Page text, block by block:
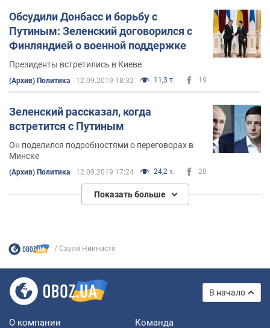
Обсудили Донбасс и борьбу с
Путиным: Зеленский договорился с
Финляндией о военной поддержке
Президенты встретились в Киеве
(Архив) Политика 12.09.2019 18:32 11,3 т. 19
Зеленский рассказал, когда
встретится с Путиным
Он поделился подробностями о переговорах в
Минске
(Архив) Политика 12.09.2019 17:24 24,2 т. 20
Показать больше
Саули Ниинистё
В начало
О компании Команда